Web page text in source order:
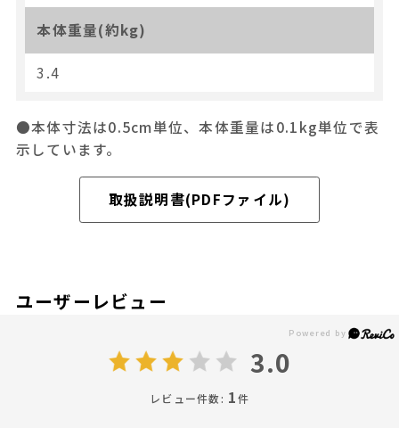
本体重量(約kg)
3.4
●本体寸法は0.5cm単位、本体重量は0.1kg単位で表
示しています。
取扱説明書(PDFファイル)
ユーザーレビュー
3.0
レビュー件数: 1件